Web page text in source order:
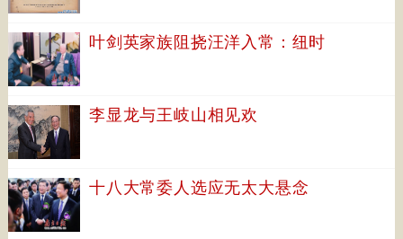
叶剑英家族阻挠汪洋入常：纽时
李显龙与王岐山相见欢
十八大常委人选应无太大悬念